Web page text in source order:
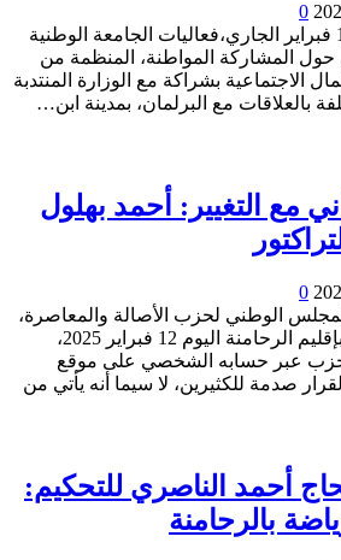
0
انطلقت يومه الخميس 13 فبراير الجاري،فعاليات الجامعة الوطنية
المشاركة المواطنة، المنظمة من
الاجتماعية بشراكة مع الوزارة المنتدبة
بالعلاقات مع البرلمان، بمدينة ابن…
مع التغيير: أحمد بهلول
0
الوطني لحزب الأصالة والمعاصرة،
متابعي الشأن السياسي بإقليم الرحامنة اليوم 12 فبراير 2025،
عبر حسابه الشخصي على موقع
صدمة للكثيرين، لا سيما أنه يأتي من
أحمد الناصري للتحكيم:
بالرحامنة